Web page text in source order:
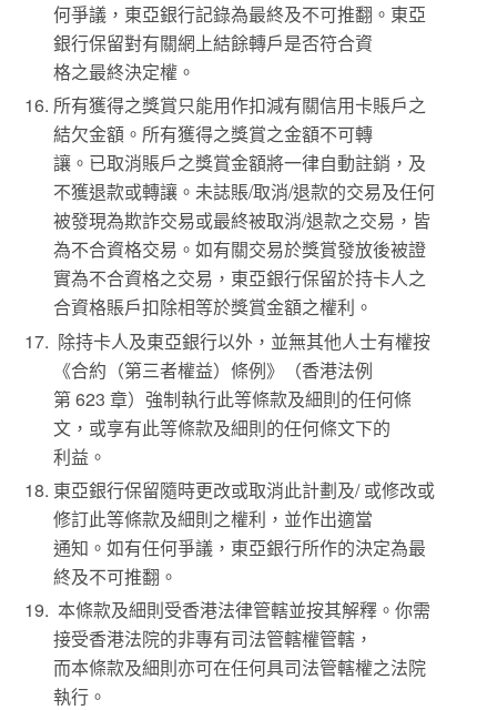
何爭議，東亞銀行記錄為最終及不可推翻。東亞
銀行保留對有關網上結餘轉戶是否符合資
格之最終決定權。
所有獲得之獎賞只能用作扣減有關信用卡賬戶之
結欠金額。所有獲得之獎賞之金額不可轉
讓。已取消賬戶之獎賞金額將一律自動註銷，及
不獲退款或轉讓。未誌賬/取消/退款的交易及任何
被發現為欺詐交易或最終被取消/退款之交易，皆
為不合資格交易。如有關交易於獎賞發放後被證
實為不合資格之交易，東亞銀行保留於持卡人之
合資格賬戶扣除相等於獎賞金額之權利。
除持卡人及東亞銀行以外，並無其他人士有權按
《合約（第三者權益）條例》（香港法例
第 623 章）強制執行此等條款及細則的任何條
文，或享有此等條款及細則的任何條文下的
利益。
東亞銀行保留隨時更改或取消此計劃及/ 或修改或
修訂此等條款及細則之權利，並作出適當
通知。如有任何爭議，東亞銀行所作的決定為最
終及不可推翻。
本條款及細則受香港法律管轄並按其解釋。你需
接受香港法院的非專有司法管轄權管轄，
而本條款及細則亦可在任何具司法管轄權之法院
執行。